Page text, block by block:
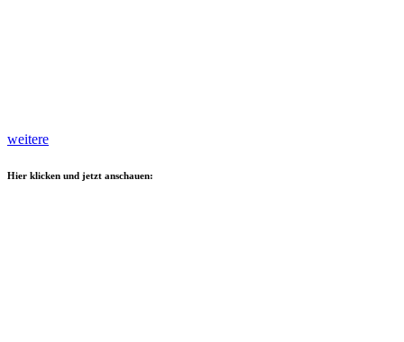
weitere
Hier klicken und jetzt anschauen: